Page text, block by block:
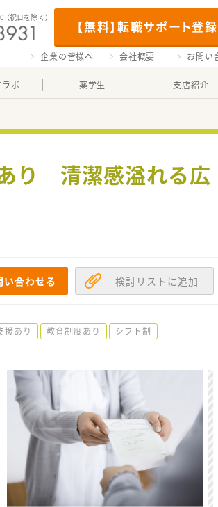
【無料】転職サポート登録
（祝日を除く）
企業の皆様へ 会社概要 お問い
ボ 薬学生 支店紹介
り 清潔感溢れる広
い合わせる 検討リストに追加
援あり 教育制度あり
シフト制